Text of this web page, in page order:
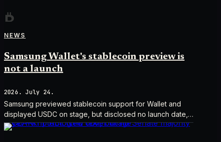
NEWS
Samsung Wallet's stablecoin preview is
not a launch
2026. July 24.
Samsung previewed stablecoin support for Wallet and
displayed USDC on stage, but disclosed no launch date,
market list, issuer agreement, or technical rollout details.